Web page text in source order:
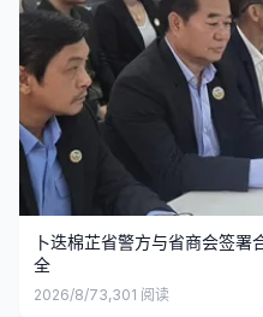
卜迭棉芷省警方与省商会签
全
2026/8/73,301 阅读